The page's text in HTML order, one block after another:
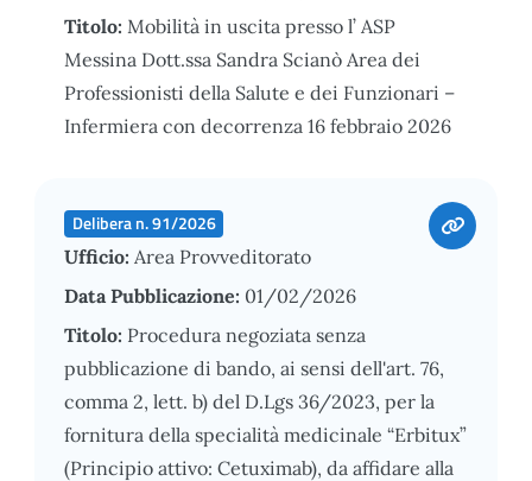
Titolo: Mobilità in uscita presso l’ ASP
Messina Dott.ssa Sandra Scianò Area dei
Professionisti della Salute e dei Funzionari –
Infermiera con decorrenza 16 febbraio 2026
Delibera n. 91/2026
Ufficio: Area Provveditorato
Data Pubblicazione: 01/02/2026
Titolo: Procedura negoziata senza
pubblicazione di bando, ai sensi dell'art. 76,
comma 2, lett. b) del D.Lgs 36/2023, per la
fornitura della specialità medicinale “Erbitux”
(Principio attivo: Cetuximab), da affidare alla